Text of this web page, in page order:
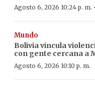
Agosto 6, 2026 10:24 p. m. ·
Mundo
Bolivia vincula
con gente cercana a
Agosto 6, 2026 10:10 p. m.